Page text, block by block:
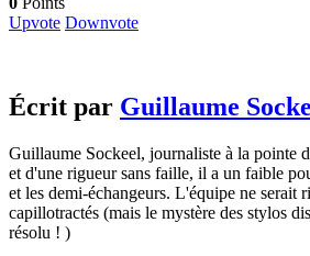
Upvote Downvote
Écrit par Guillaume
Guillaume Sockeel, journaliste à la pointe
et d'une rigueur sans faille, il a un faible
et les demi-échangeurs. L'équipe ne serait
capillotractés (mais le mystère des stylos
résolu ! )